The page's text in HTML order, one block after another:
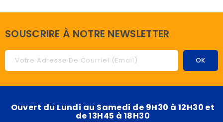
SOUSCRIRE À NOTRE NEWSLETTER
Ouvert du Lundi au Samedi de 9H30 à 12H30 et
de 13H45 à 18H30